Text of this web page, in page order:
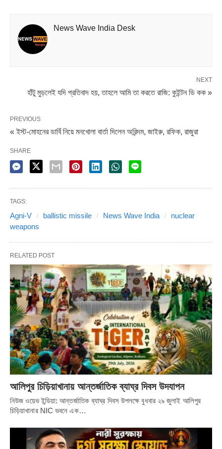
DRDO জানিয়েছে, Agni-V-এর নেভিগেশন সিস্টেম অনেক বেশি
অত্যাধুনিক ও কার্যকরী৷ Ring Inertial Navigation System বা
৫০০কিলোগ্রাম পারমাণবিক বোমা বহন করতে পারে এই মিসাইলটি। এর
News Wave India Desk
NEXT
হাঁটু মুড়লেই যদি প্রতিবাদ হয়, তাহলে আমি তা করতে রাজি: কুইন্টন ডি কক »
PREVIOUS
« ইস্ট-মোহনের ডার্বি নিয়ে মনখোলা বার্তা দিলেন অরিন্দম, জাইরু, রফিক, রাজুরা
SHARE
TAGS:
Agni-V ballistic missile News Wave India
nuclear
weapons
RELATED POST
আলিপুর চিড়িয়াখানায় আন্তর্জাতিক ব্যাঘ্র দিবস উদযাপন
নিউজ ওয়েভ ইন্ডিয়া: আন্তর্জাতিক ব্যাঘ্র দিবস উপলক্ষে বুধবার ২৯ জুলাই আলিপুর
চিড়িয়াখানার NIC ভবনে এক…